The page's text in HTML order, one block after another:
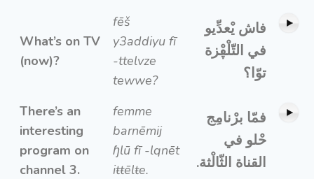
What’s on TV
(now)?
fēš
y3addiyu fī
-ttelvze
tewwe?
فاش يْعدِّيو
في التّلْڥْزة
توّا؟
There’s an
interesting
program on
channel 3.
femme
barnēmij
ɧlū fī -lqnēt
iŧŧēlŧe.
فمّا برْنامِج
حْلو في
القناة الثّالْثة.